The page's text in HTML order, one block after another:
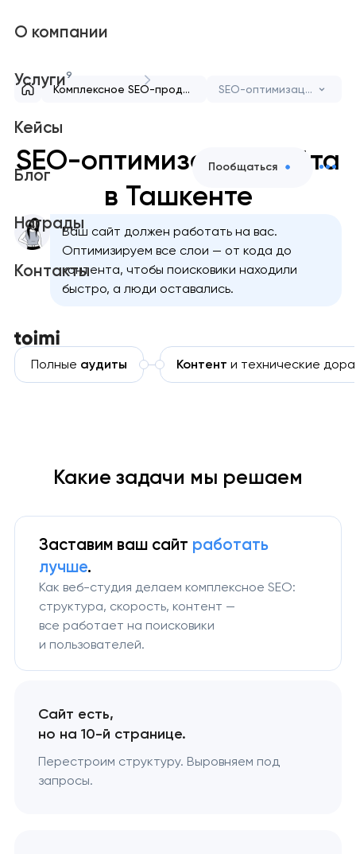
О компании
Услуги9
Кейсы
Блог
Награды
Контакты
Пообщаться
Комплексное SEO-продвижение сайта для роста и видимости SEO-оптимизация сайта
SEO-оптимизация сайта
в Ташкенте
Ваш сайт должен работать на вас.
Оптимизируем все слои — от кода до
контента, чтобы поисковики находили
быстро, а люди оставались.
Полные аудиты Контент и технические
Какие задачи мы решаем
Заставим ваш сайт работать
лучше.
Как веб-студия делаем комплексное SEO:
структура, скорость, контент —
все работает на поисковики
и пользователей.
Сайт есть,
но на 10-й странице.
Перестроим структуру. Выровняем под
запросы.